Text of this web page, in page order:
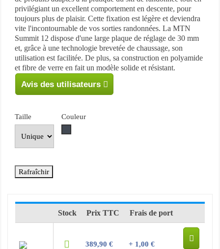
privilégiant un excellent comportement en descente, pour
toujours plus de plaisir. Cette fixation est légère et deviendra
vite l'incontournable de vos sorties randonnées. La MTN
Summit 12 dispose d'une large plaque de réglage de 30 mm
et, grâce à une technologie brevetée de chaussage, son
utilisation est facilitée. De plus, sa construction en polyamide
et fibre de verre en fait un modèle solide et résistant.
Avis des utilisateurs
Taille
Couleur
Stock Prix TTC Frais de port
389,90 € + 1,00 €